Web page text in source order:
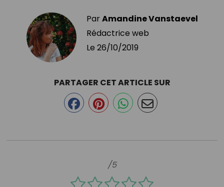
ParAmandine Vanstaevel
Rédactrice web
Le 26/10/2019
/5
PARTAGER CET ARTICLE SUR